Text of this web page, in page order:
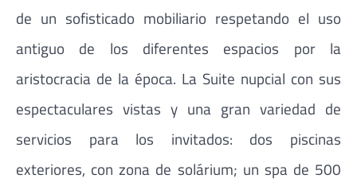
de un sofisticado mobiliario respetando el uso
antiguo de los diferentes espacios por la
aristocracia de la época. La Suite nupcial con sus
espectaculares vistas y una gran variedad de
servicios para los invitados: dos piscinas
exteriores, con zona de solárium; un spa de 500